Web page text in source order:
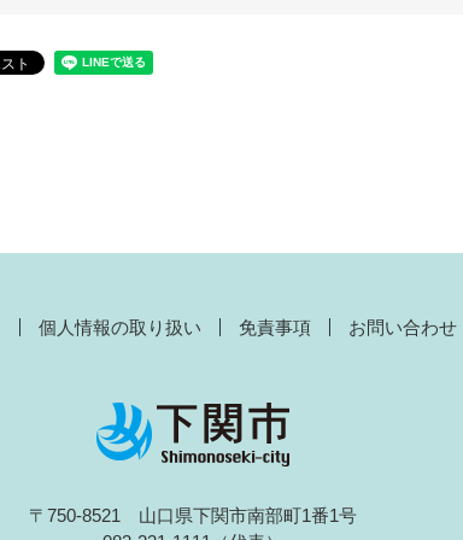
個人情報の取り扱い 免責事項 お問い合わせ
〒750-8521 山口県下関市南部町1番1号